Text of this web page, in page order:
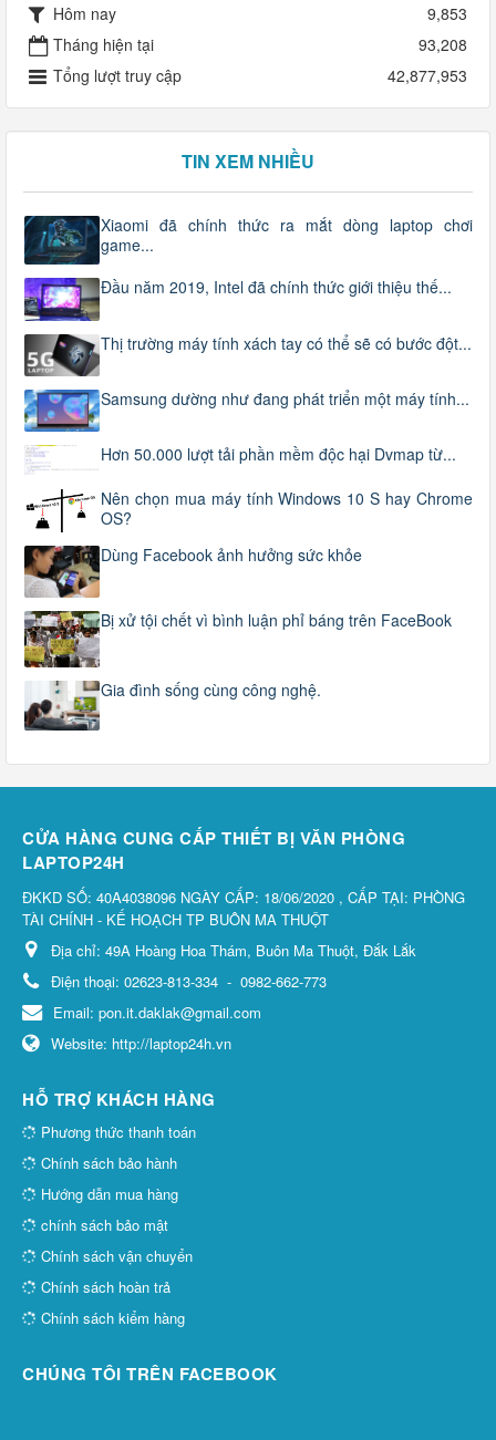
Hôm nay
9,853
Tháng hiện tại
93,208
Tổng lượt truy cập
42,877,953
TIN XEM NHIỀU
Xiaomi đã chính thức ra mắt dòng laptop chơi
game...
Đầu năm 2019, Intel đã chính thức giới thiệu thế...
Thị trường máy tính xách tay có thể sẽ có bước đột...
Samsung dường như đang phát triển một máy tính...
Hơn 50.000 lượt tải phần mềm độc hại Dvmap từ...
Nên chọn mua máy tính Windows 10 S hay Chrome
OS?
Dùng Facebook ảnh hưởng sức khỏe
Bị xử tội chết vì bình luận phỉ báng trên FaceBook
Gia đình sống cùng công nghệ.
CỬA HÀNG CUNG CẤP THIẾT BỊ VĂN PHÒNG
LAPTOP24H
ĐKKD SỐ: 40A4038096 NGÀY CẤP: 18/06/2020 , CẤP TẠI: PHÒNG
TÀI CHÍNH - KẾ HOẠCH TP BUÔN MA THUỘT
Địa chỉ: 49A Hoàng Hoa Thám, Buôn Ma Thuột, Đắk Lắk
Điện thoại: 02623-813-334 - 0982-662-773
Email: pon.it.daklak@gmail.com
Website: http://laptop24h.vn
HỖ TRỢ KHÁCH HÀNG
Phương thức thanh toán
Chính sách bảo hành
Hướng dẫn mua hàng
chính sách bảo mật
Chính sách vận chuyển
Chính sách hoàn trả
Chính sách kiểm hàng
CHÚNG TÔI TRÊN FACEBOOK